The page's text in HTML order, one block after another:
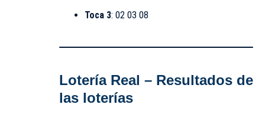
Toca 3: 02 03 08
Lotería Real – Resultados de
las loterías